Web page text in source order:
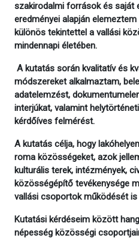
szakirodalmi források és saját
eredményei alapján
különös tekintettel a vallási
mindennapi életében.
A kutatás során kvalitatív és
módszereket alkalmaztam,
adatelemzést,
interjúkat, valamint
kérdőíves felmérést.
A kutatás célja, hogy
roma közösségeket, azok
kulturális terek, intézmények,
közösségépítő tevékenysége
vallási csoportok működését
Kutatási kérdéseim között
népesség közösségi